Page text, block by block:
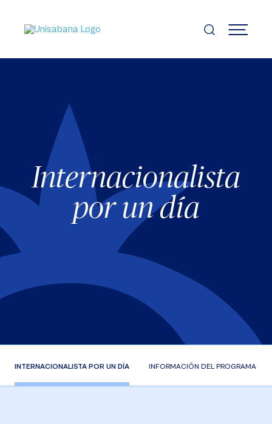
contenido
principal
MENÚ
Internacionalista
por un día
INTERNACIONALISTA POR UN DÍA INFORMACIÓN DEL PROGRAMA